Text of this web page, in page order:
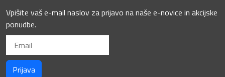
Vpišite vaš e-mail naslov za prijavo na naše e-novice in akcijske
ponudbe.
Prijava